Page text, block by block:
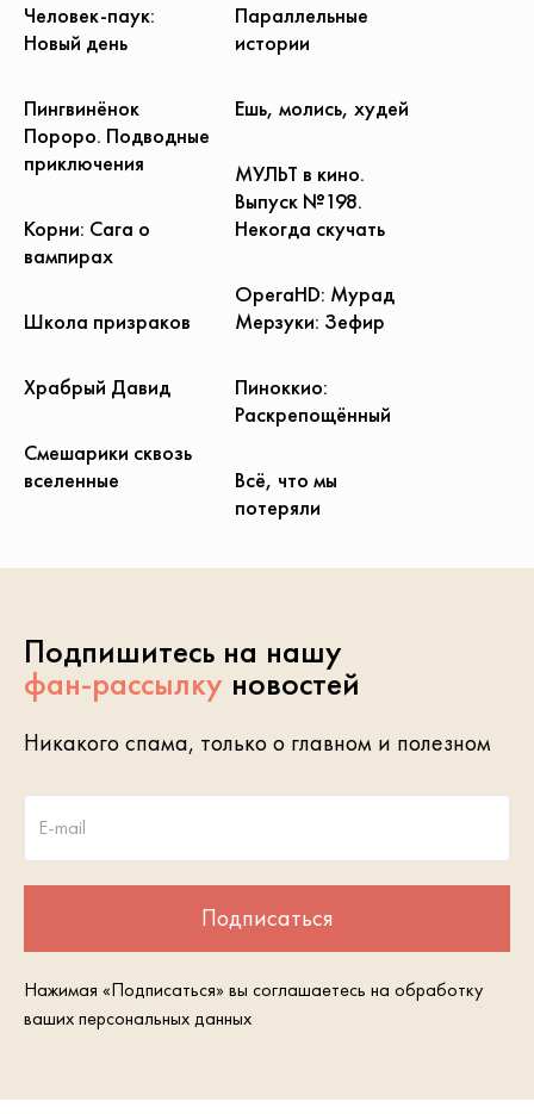
Человек-паук:
Новый день
Параллельные
истории
Пингвинёнок
Пороро. Подводные
приключения
Ешь, молись, худей
МУЛЬТ в кино.
Выпуск №198.
Некогда скучать
Корни: Сага о
вампирах
OperaHD: Мурад
Мерзуки: Зефир
Школа призраков
Храбрый Давид
Пиноккио:
Раскрепощённый
Смешарики сквозь
вселенные
Всё, что мы
потеряли
Подпишитесь на нашу
фан-рассылку новостей
Никакого спама, только о главном и полезном
E-mail
Подписаться
Нажимая «Подписаться» вы соглашаетесь на обработку
ваших персональных данных